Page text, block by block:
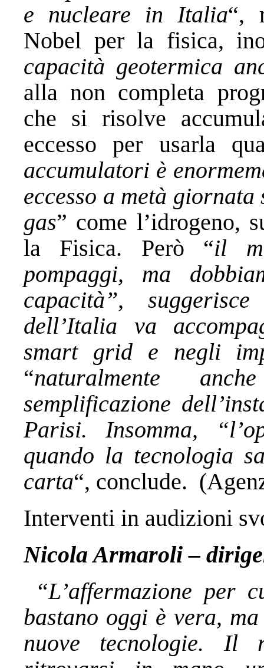
e nucleare in Italia“,
Nobel per la fisica,
capacità geotermica
alla non completa
che si risolve
eccesso per usarla
accumulatori è
eccesso a metà
gas” come l’idrogeno,
la Fisica. Però “il
pompaggi, ma
capacità”,
dell’Italia va
smart grid e negli
“naturalmente
semplificazione
Parisi. Insomma,
quando la tecnologia
carta“, conclude.
Interventi in audizioni
Nicola Armaroli –
“L’affermazione per
bastano oggi è vera,
nuove tecnologie.